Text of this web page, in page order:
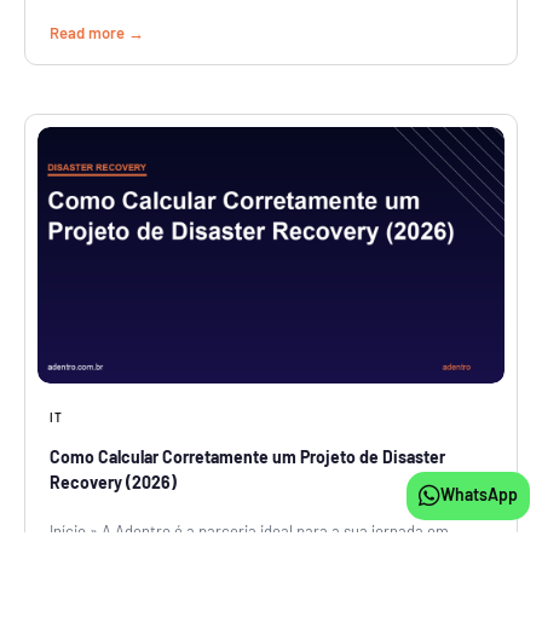
Read more
IT
Como Calcular Corretamente um Projeto de Disaster
Recovery (2026)
Início » A Adentro é a parceria ideal para a sua jornada em
WhatsApp